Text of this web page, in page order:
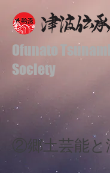
Ofunato
Society
​②郷土芸能と